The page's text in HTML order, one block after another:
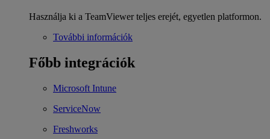
Használja ki a TeamViewer teljes erejét, egyetlen platformon.
További információk
Főbb integrációk
Microsoft Intune
ServiceNow
Freshworks